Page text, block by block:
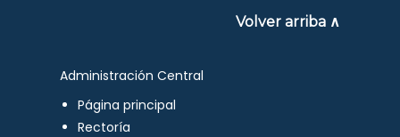
Volver arriba ∧
Administración Central
Página principal
Rectoría